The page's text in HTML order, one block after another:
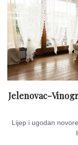
Jelenovac-
Lijep i ugodan